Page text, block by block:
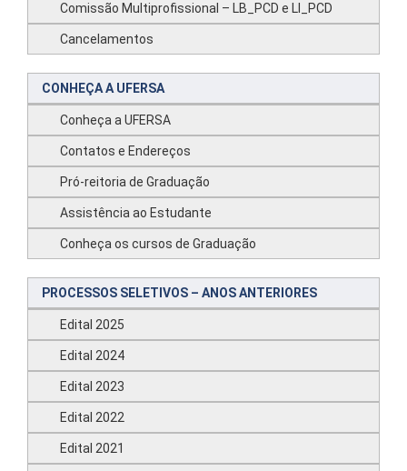
Comissão Multiprofissional – LB_PCD e LI_PCD
Cancelamentos
CONHEÇA A UFERSA
Conheça a UFERSA
Contatos e Endereços
Pró-reitoria de Graduação
Assistência ao Estudante
Conheça os cursos de Graduação
PROCESSOS SELETIVOS – ANOS ANTERIORES
Edital 2025
Edital 2024
Edital 2023
Edital 2022
Edital 2021